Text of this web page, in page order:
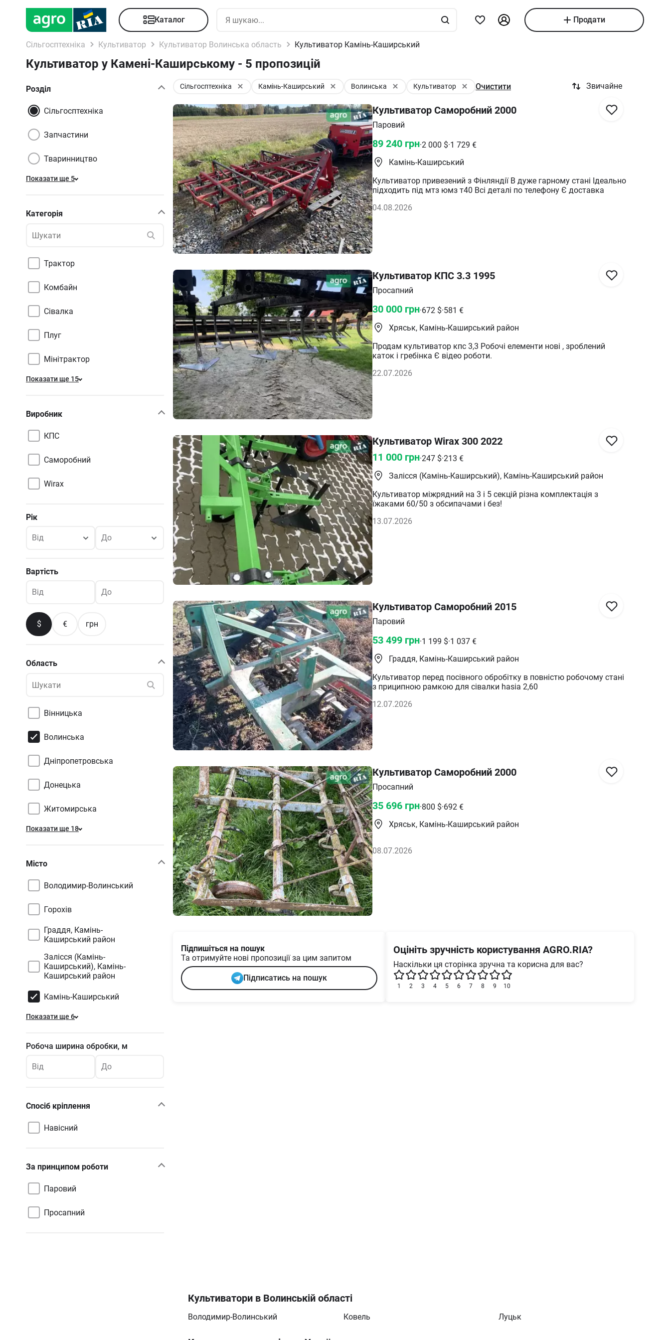
Каталог Продати
Сільгосптехніка Культиватор Культиватор Волинська область Культиватор Камінь-Каширський
Культиватор у Камені-Каширському - 5 пропозицій
Розділ
Сільгосптехніка
Запчастини
Тваринництво
Показати ще 5
Категорія
Трактор
Комбайн
Сівалка
Плуг
Мінітрактор
Показати ще 15
Виробник
КПС
Саморобний
Wirax
Рік
Від До
Вартість
Від До
$ € грн
Область
Вінницька
Волинська
Дніпропетровська
Донецька
Житомирська
Показати ще 18
Місто
Володимир-Волинський
Горохів
Граддя, Камінь-
Каширський район
Залісся (Камінь-
Каширський), Камінь-
Каширський район
Камінь-Каширський
Показати ще 6
Робоча ширина обробки, м
Від До
Спосіб кріплення
Навісний
За принципом роботи
Паровий
Просапний
Сільгосптехніка Камінь-Каширський Волинська Культиватор Очистити Звичайне
Культиватор Саморобний 2000
Паровий
89 240 грн·2 000 $·1 729 €
Камінь-Каширський
Культиватор привезений з Фінляндії В дуже гарному стані Ідеально
підходить під мтз юмз т40 Всі деталі по телефону Є доставка
04.08.2026
Культиватор КПС 3.3 1995
Просапний
30 000 грн·672 $·581 €
Хряськ, Камінь-Каширський район
Продам культиватор кпс 3,3 Робочі елементи нові , зроблений
каток і гребінка Є відео роботи.
22.07.2026
Культиватор Wirax 300 2022
11 000 грн·247 $·213 €
Залісся (Камінь-Каширський), Камінь-Каширський район
Культиватор міжрядний на 3 і 5 секцій різна комплектація з
їжаками 60/50 з обсипачами і без!
13.07.2026
Культиватор Саморобний 2015
Паровий
53 499 грн·1 199 $·1 037 €
Граддя, Камінь-Каширський район
Культиватор перед посівного обробітку в повністю робочому стані
з приципною рамкою для сівалки hasia 2,60
12.07.2026
Культиватор Саморобний 2000
Просапний
35 696 грн·800 $·692 €
Хряськ, Камінь-Каширський район
08.07.2026
Підпишіться на пошук
Та отримуйте нові пропозиції за цим запитом
Підписатись на пошук
Оцініть зручність користування AGRO.RIA?
Наскільки ця сторінка зручна та корисна для вас?
10
9
8
7
6
5
4
3
2
1
Культиватори в Волинській області
Володимир-Волинський Ковель Луцьк